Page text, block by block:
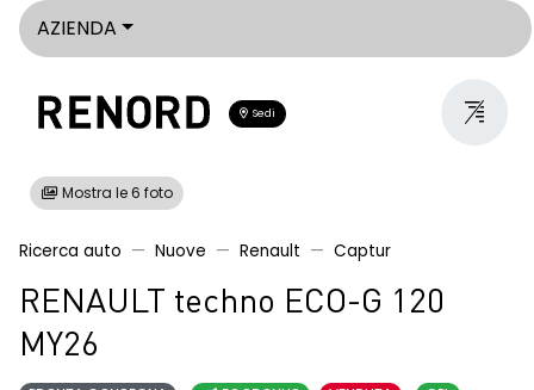
AZIENDA
Sedi
Mostra le 6 foto
Ricerca auto Nuove Renault Captur
RENAULT techno ECO-G 120
MY26